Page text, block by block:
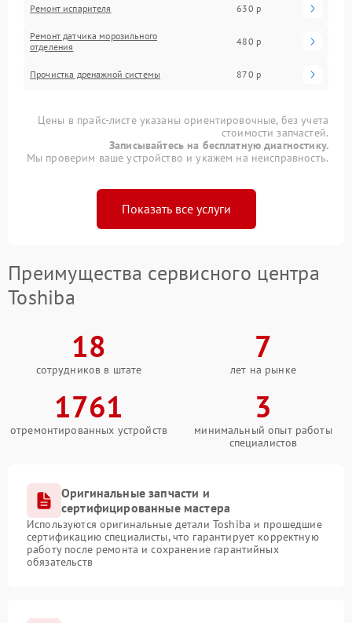
Ремонт испарителя 630 р
Ремонт датчика морозильного
отделения
480 р
Прочистка дренажной системы 870 р
Цены в прайс-листе указаны ориентировочные, без учета
стоимости запчастей.
Записывайтесь на бесплатную диагностику.
Мы проверим ваше устройство и укажем на неисправность.
Показать все услуги
Преимущества сервисного центра
Toshiba
18
сотрудников в штате
7
лет на рынке
1761
отремонтированных устройств
3
минимальный опыт работы
специалистов
Оригинальные запчасти и
сертифицированные мастера
Используются оригинальные детали Toshiba и прошедшие
сертификацию специалисты, что гарантирует корректную
работу после ремонта и сохранение гарантийных
обязательств